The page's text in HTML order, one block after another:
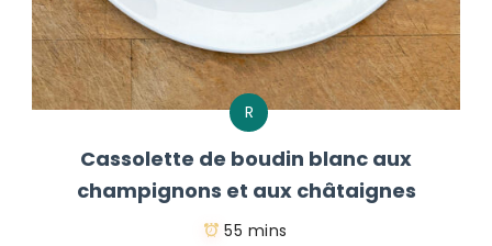
R
Cassolette de boudin blanc aux
champignons et aux châtaignes
55 mins